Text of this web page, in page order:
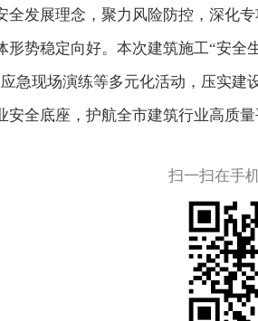
全发展理念，聚力风险防控，深化
势稳定向好。本次建筑施工“安
急现场演练等多元化活动，压实
全底座，护航全市建筑行业高质量
扫一扫在手